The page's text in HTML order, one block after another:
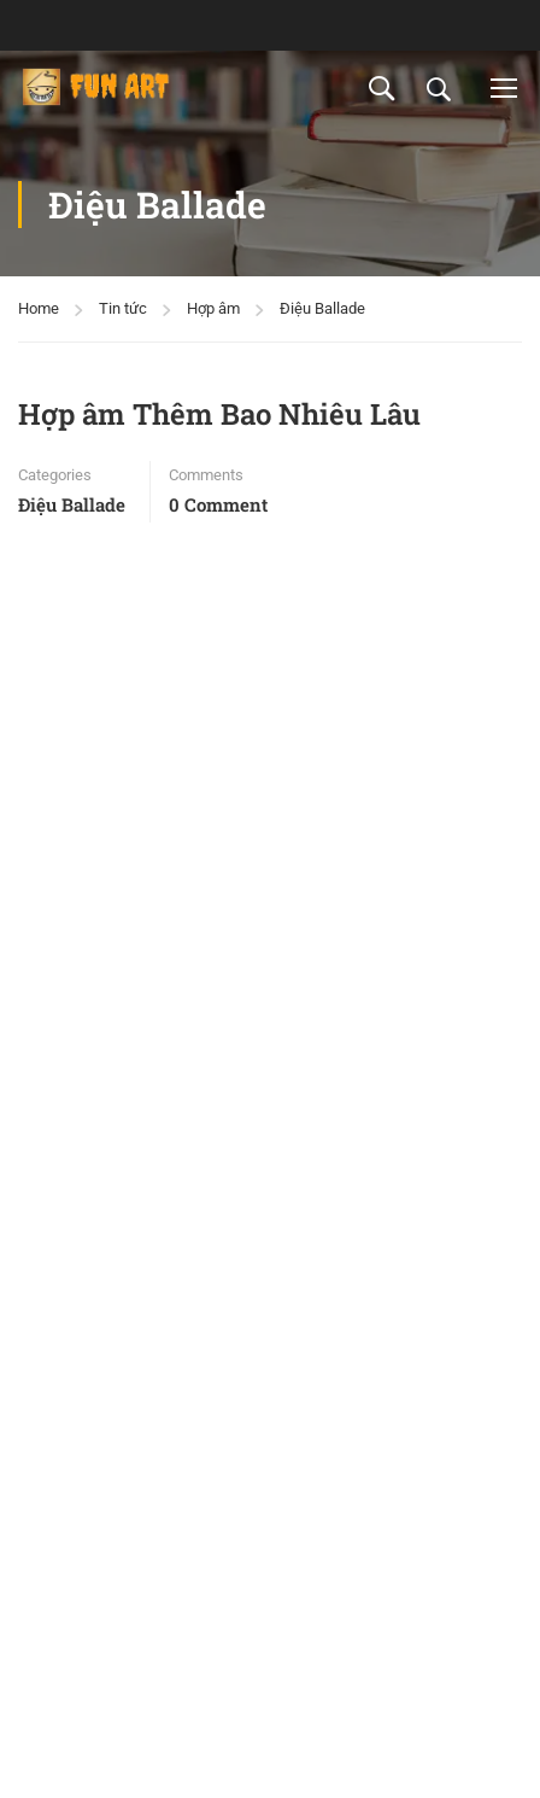
Điệu Ballade
Home Tin tức Hợp âm Điệu Ballade
Hợp âm Thêm Bao Nhiêu Lâu
Categories
Điệu Ballade
Comments
0 Comment